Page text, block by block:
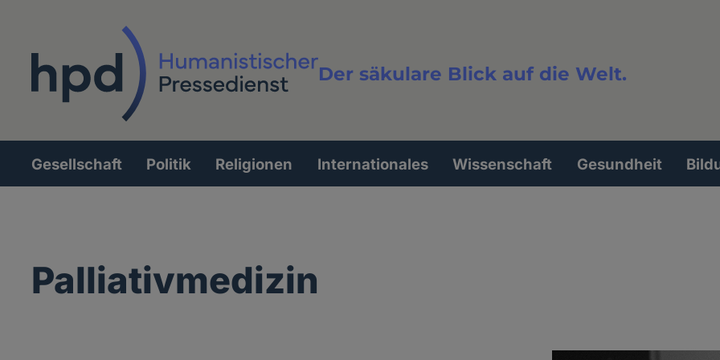
Der säkulare Blick auf die Welt.
Volltextsuche
Hauptnavigation
Gesellschaft Politik Religionen Internationales Wissenschaft Gesundheit
Palliativmedizin